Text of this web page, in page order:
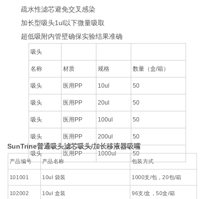
疏水性滤芯避免交叉感染
加长型吸头1ul以下微量吸取
超低吸附内管壁确保实验结果准确
吸头
名称 材质 规格 数量（盒/箱）
吸头 医用PP 10ul 50
吸头 医用PP 20ul 50
吸头 医用PP 100ul 50
吸头 医用PP 200ul 50
吸头 医用PP 1000ul 50
SunTrine普通吸头滤芯吸头/加长移液器吸嘴
产品编号 产品名称 包装方式
101001 10ul 袋装 1000支/包，20包/箱
102002 10ul 盒装 96支/盒，50盒/箱